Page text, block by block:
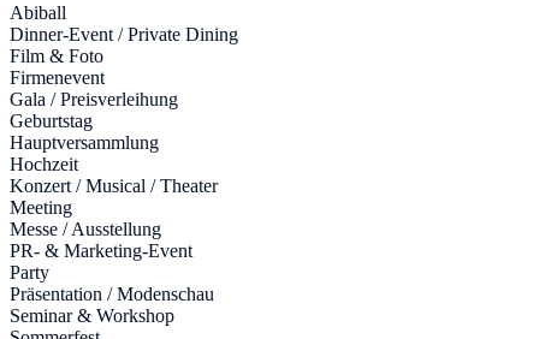
Abiball
Dinner-Event / Private Dining
Film & Foto
Firmenevent
Gala / Preisverleihung
Geburtstag
Hauptversammlung
Hochzeit
Konzert / Musical / Theater
Meeting
Messe / Ausstellung
PR- & Marketing-Event
Party
Präsentation / Modenschau
Seminar & Workshop